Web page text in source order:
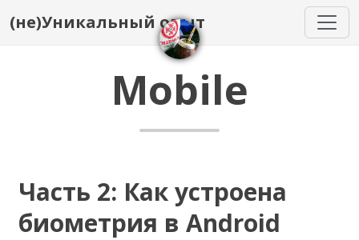
(не)Уникальный опыт
Mobile
Часть 2: Как устроена
биометрия в Android